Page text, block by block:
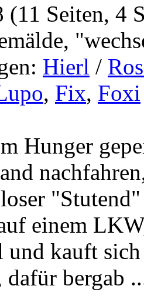
(11 Seiten, 4
Hierl /
, Fix, Foxi
Hunger
"Stutend"
einem
und kauft
bergab